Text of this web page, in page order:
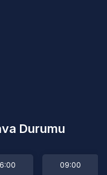
Durumu
09:00